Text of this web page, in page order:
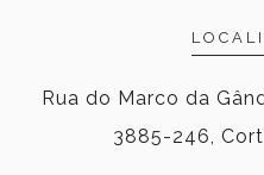
Rua do Marco da
3885-246,